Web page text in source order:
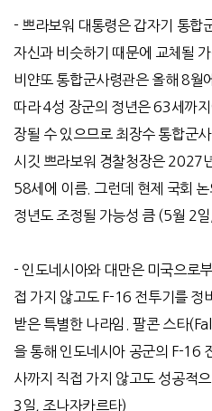
- 쁘라보워 대통령은 갑자기 통합
자신과 비슷하기 때문에 교체될
비얀또 통합군사령관은 올해 8월에
따라4성 장군의 정년은63세까지
장될 수 있으므로 최장수 통합군
시깃 쁘라보워 경찰청장은2027
58세에 이름.
그런데 현제 국회
정년도 조정될 가능성 큼(5월 2일
- 인도네시아와 대만은 미국으로
접 가지 않고도 F-16 전투기를 정
받은 특별한 나라임
.팔콘 스타
을 통해 인도네시아 공군의
F-16
사까지 직접 가지 않고도 성공적
3일 조나자카르타)